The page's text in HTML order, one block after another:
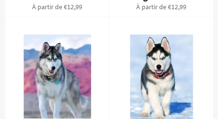
À partir de €12,99 À partir de €12,99